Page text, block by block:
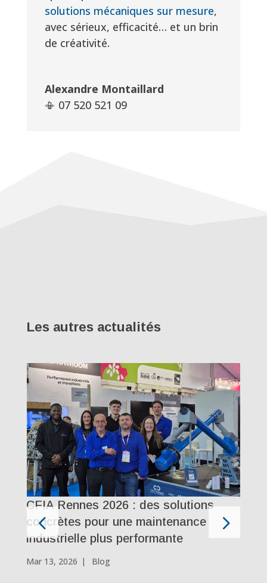
solutions mécaniques sur mesure,
avec sérieux, efficacité… et un brin
de créativité.
Alexandre Montaillard
📳 07 520 521 09
Les autres actualités
CFIA Rennes 2026 : des solutions
concrètes pour une maintenance
industrielle plus performante
Mar 13, 2026 | Blog